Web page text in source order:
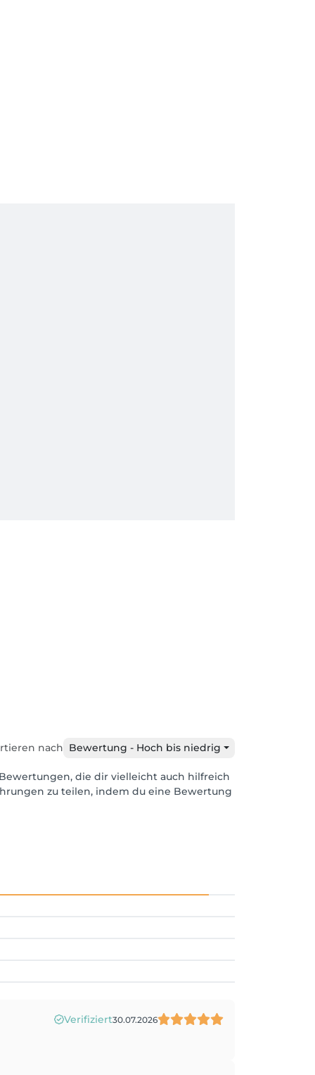
nach Bewertung - Hoch bis niedrig
die dir vielleicht auch hilfreich
zu teilen, indem du eine Bewertung
Verifiziert30.07.2026